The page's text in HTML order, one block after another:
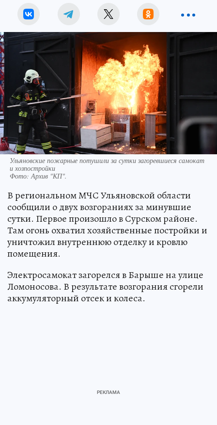
Ульяновские пожарные потушили за сутки загоревшиеся самокат
и хозпостройки
Фото: Архив "КП".
В региональном МЧС Ульяновской области
сообщили о двух возгораниях за минувшие
сутки. Первое произошло в Сурском районе.
Там огонь охватил хозяйственные постройки и
уничтожил внутреннюю отделку и кровлю
помещения.
Электросамокат загорелся в Барыше на улице
Ломоносова. В результате возгорания сгорели
аккумуляторный отсек и колеса.